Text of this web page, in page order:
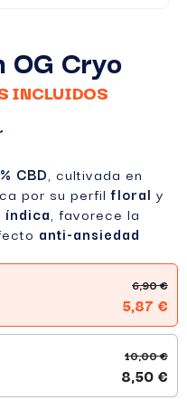
OG Cryo
INCLUIDOS
CBD, cultivada en
por su perfil floral y
índica, favorece la
anti-ansiedad
6,90 €
5,87 €
10,00 €
8,50 €